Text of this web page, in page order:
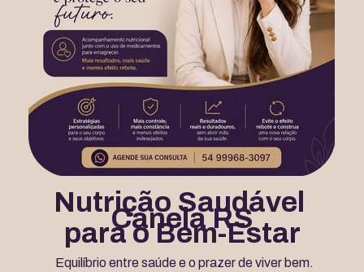
Canela RS
Nutrição Saudável
para o Bem-Estar
Equilíbrio entre saúde e o prazer de viver bem.